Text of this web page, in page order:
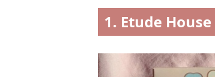
1. Etude